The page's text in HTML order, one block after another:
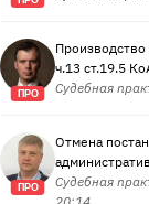
ПРО
ч.13 ст.19.5
Судебная
ПРО
Отмена
Судебная